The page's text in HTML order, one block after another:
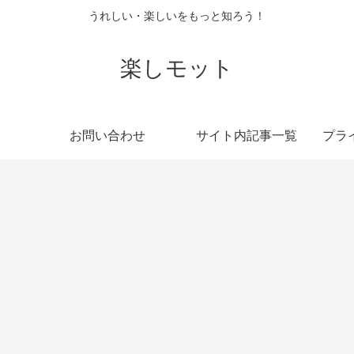
うれしい・楽しいをもっと知ろう！
楽しモット
お問い合わせ サイト内記事一覧 プラ